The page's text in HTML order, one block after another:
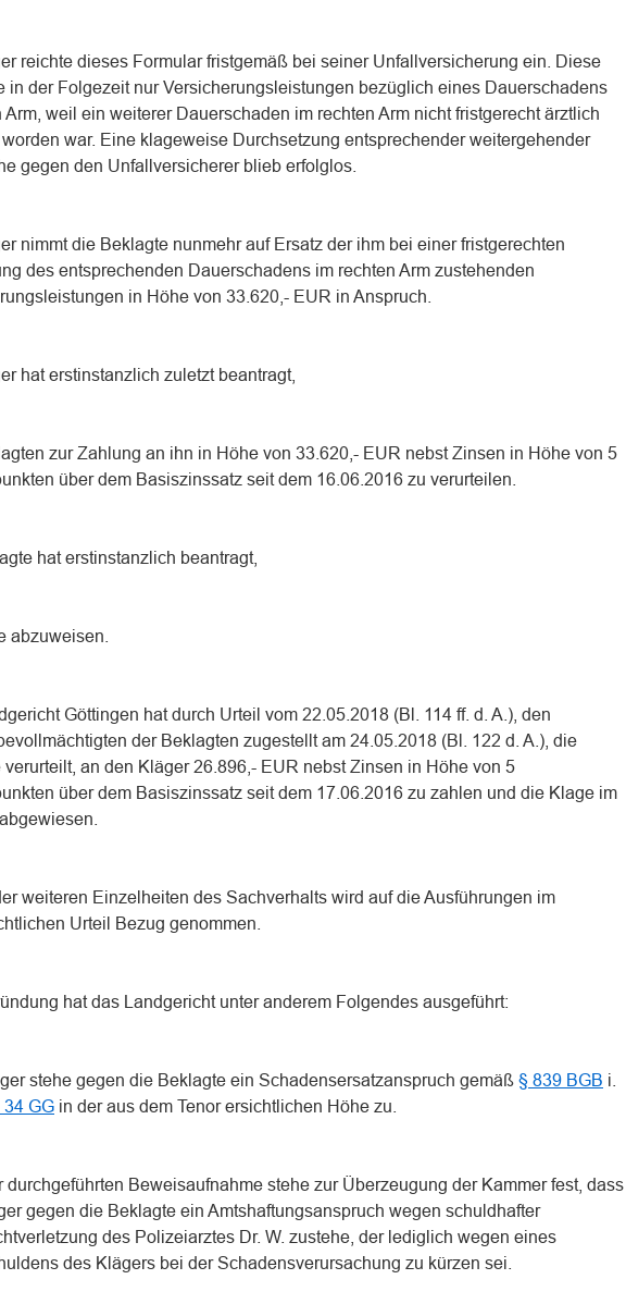
reichte dieses Formular fristgemäß bei seiner Unfallversicherung ein. Diese
in der Folgezeit nur Versicherungsleistungen bezüglich eines Dauerschadens
Arm, weil ein weiterer Dauerschaden im rechten Arm nicht fristgerecht ärztlich
worden war. Eine klageweise Durchsetzung entsprechender weitergehender
gegen den Unfallversicherer blieb erfolglos.
nimmt die Beklagte nunmehr auf Ersatz der ihm bei einer fristgerechten
des entsprechenden Dauerschadens im rechten Arm zustehenden
in Höhe von 33.620,- EUR in Anspruch.
hat erstinstanzlich zuletzt beantragt,
zur Zahlung an ihn in Höhe von 33.620,- EUR nebst Zinsen in Höhe von 5
über dem Basiszinssatz seit dem 16.06.2016 zu verurteilen.
hat erstinstanzlich beantragt,
abzuweisen.
Göttingen hat durch Urteil vom 22.05.2018 (Bl. 114 ff. d. A.), den
der Beklagten zugestellt am 24.05.2018 (Bl. 122 d. A.), die
verurteilt, an den Kläger 26.896,- EUR nebst Zinsen in Höhe von 5
über dem Basiszinssatz seit dem 17.06.2016 zu zahlen und die Klage im
weiteren Einzelheiten des Sachverhalts wird auf die Ausführungen im
Urteil Bezug genommen.
hat das Landgericht unter anderem Folgendes ausgeführt:
stehe gegen die Beklagte ein Schadensersatzanspruch gemäß § 839 BGB i.
34 GG in der aus dem Tenor ersichtlichen Höhe zu.
durchgeführten Beweisaufnahme stehe zur Überzeugung der Kammer fest, dass
gegen die Beklagte ein Amtshaftungsanspruch wegen schuldhafter
des Polizeiarztes Dr. W. zustehe, der lediglich wegen eines
des Klägers bei der Schadensverursachung zu kürzen sei.